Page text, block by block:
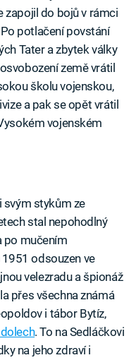
zapojil do bojů v rámci
potlačení povstání
Tater a zbytek války
země vrátil
školu vojenskou,
a pak se opět vrátil
vojenském
svým stykům ze
stal nepohodlný
po mučením
odsouzen ve
velezradu a špionáž
přes všechna známá
i tábor Bytíz,
. To na Sedláčkovi
na jeho zdraví i